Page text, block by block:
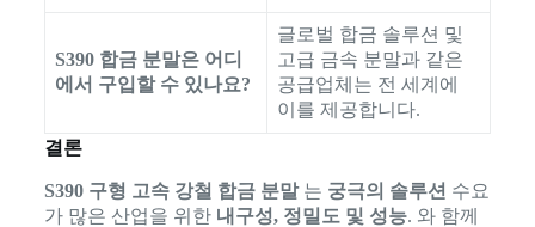
S390 합금 분말은 어디
에서 구입할 수 있나요?
글로벌 합금 솔루션 및
고급 금속 분말과 같은
공급업체는 전 세계에
이를 제공합니다.
결론
S390 구형 고속 강철 합금 분말는 궁극의 솔루션 수요
가 많은 산업을 위한 내구성, 정밀도 및 성능. 와 함께